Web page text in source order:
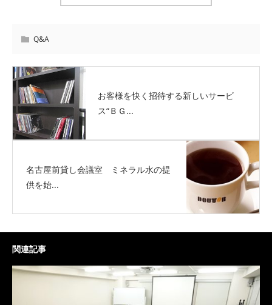
Q&A
お客様を快く招待する新しいサービ
ス“ＢＧ...
名古屋前貸し会議室 ミネラル水の提
供を始...
関連記事